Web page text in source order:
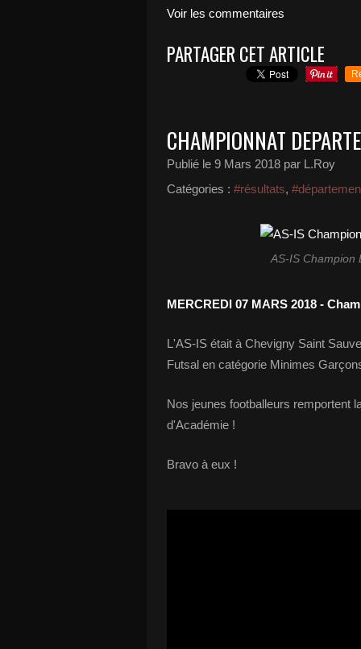
Voir les commentaires
PARTAGER CET ARTICLE
CHAMPIONNAT
Publié le 9 Mars 2018 par L.Roy
Catégories : #résultats,
AS-IS Champion
MERCREDI 07 MARS 2018 -
L'AS-IS était à Chevigny Saint
Futsal en catégorie Minimes
Nos jeunes footballeurs remportent
d'Académie !
Bravo à eux !